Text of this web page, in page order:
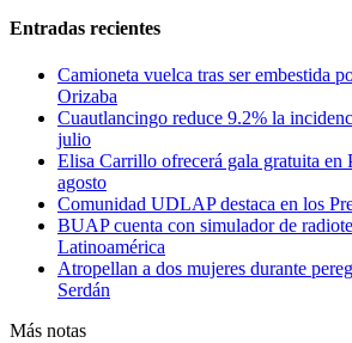
Entradas recientes
Camioneta vuelca tras ser embestida
Orizaba
Cuautlancingo reduce 9.2% la
julio
Elisa Carrillo ofrecerá gala gratuita en
agosto
Comunidad UDLAP destaca en los
BUAP cuenta con simulador de
Latinoamérica
Atropellan a dos mujeres durante
Serdán
Más notas